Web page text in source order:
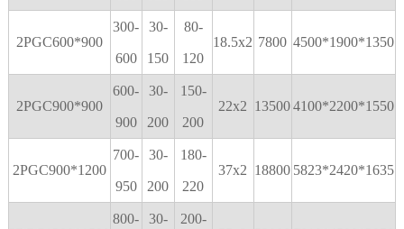
2PGC600*900
300-
600
30-
150
80-
120
18.5x2 7800 4500*1900*1350
2PGC900*900
600-
900
30-
200
150-
200
22x2 135004100*2200*1550
2PGC900*1200
700-
950
30-
200
180-
220
37x2 18800 5823*2420*1635
800- 30- 200-